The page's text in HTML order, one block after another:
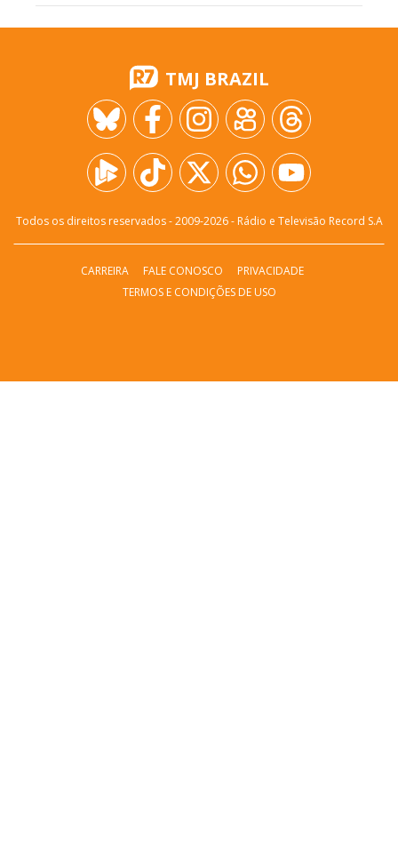
TMJ BRAZIL
Todos os direitos reservados - 2009-2026- Rádio e Televisão Record S.A
CARREIRA FALE CONOSCO
PRIVACIDADE
TERMOS E CONDIÇÕES DE USO